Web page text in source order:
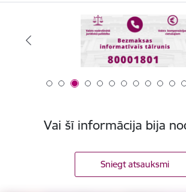
Vai šī informācija bija
Sniegt atsauksmi